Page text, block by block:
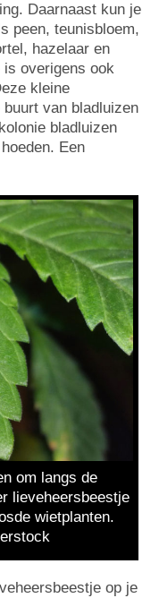
Daarnaast kun je
peen, teunisbloem,
hazelaar en
overigens ook
kleine
van bladluizen
bladluizen
Een
om langs de
lieveheersbeestje
wietplanten.
op je